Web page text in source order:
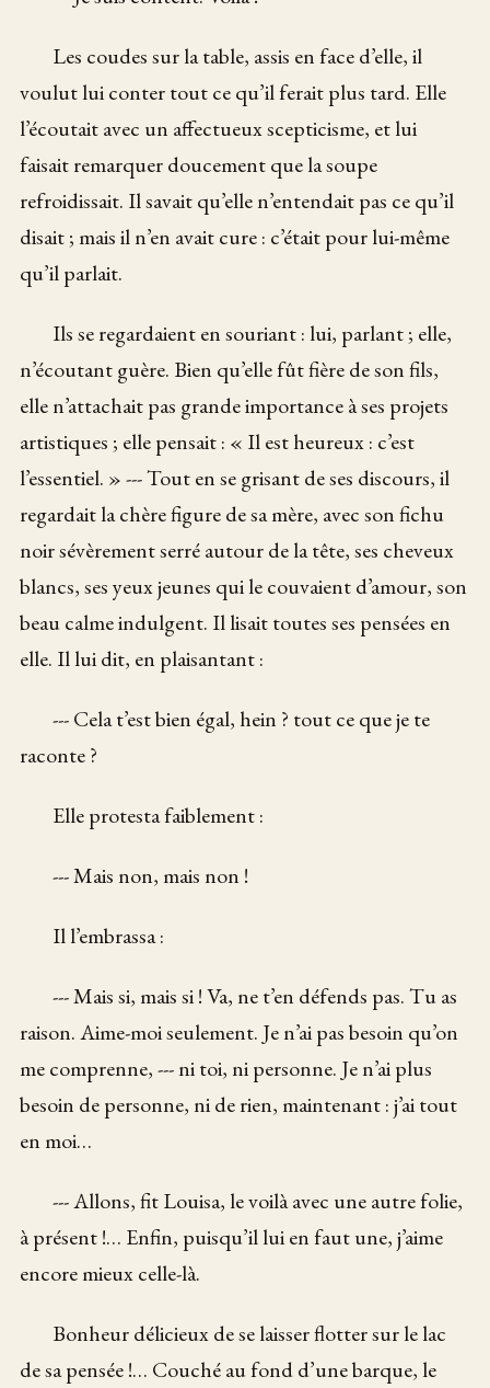
Les coudes sur la table, assis en face d’elle, il
voulut lui conter tout ce qu’il ferait plus tard. Elle
l’écoutait avec un affectueux scepticisme, et lui
faisait remarquer doucement que la soupe
refroidissait. Il savait qu’elle n’entendait pas ce qu’il
disait ; mais il n’en avait cure : c’était pour lui-même
qu’il parlait.
Ils se regardaient en souriant : lui, parlant ; elle,
n’écoutant guère. Bien qu’elle fût fière de son fils,
elle n’attachait pas grande importance à ses projets
artistiques ; elle pensait : « Il est heureux : c’est
l’essentiel. » --- Tout en se grisant de ses discours, il
regardait la chère figure de sa mère, avec son fichu
noir sévèrement serré autour de la tête, ses cheveux
blancs, ses yeux jeunes qui le couvaient d’amour, son
beau calme indulgent. Il lisait toutes ses pensées en
elle. Il lui dit, en plaisantant :
--- Cela t’est bien égal, hein ? tout ce que je te
raconte ?
Elle protesta faiblement :
--- Mais non, mais non !
Il l’embrassa :
--- Mais si, mais si ! Va, ne t’en défends pas. Tu as
raison. Aime-moi seulement. Je n’ai pas besoin qu’on
me comprenne, --- ni toi, ni personne. Je n’ai plus
besoin de personne, ni de rien, maintenant : j’ai tout
en moi…
--- Allons, fit Louisa, le voilà avec une autre folie,
à présent !… Enfin, puisqu’il lui en faut une, j’aime
encore mieux celle-là.
Bonheur délicieux de se laisser flotter sur le lac
de sa pensée !… Couché au fond d’une barque, le